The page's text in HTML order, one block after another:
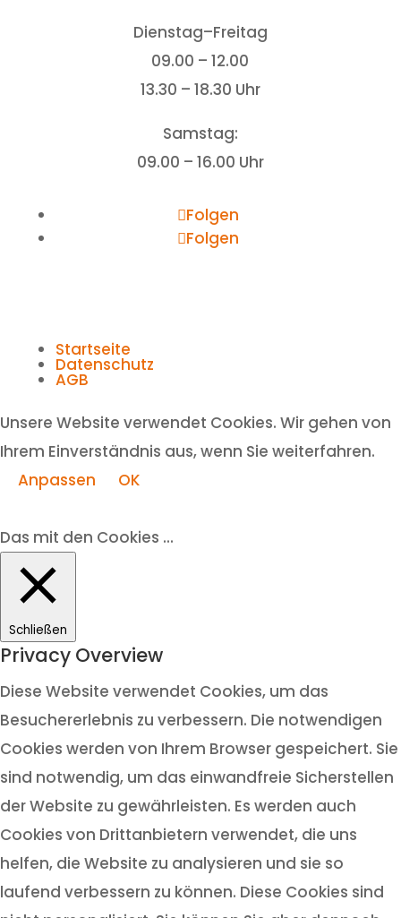
Dienstag–Freitag
09.00 – 12.00
13.30 – 18.30 Uhr
Samstag:
09.00 – 16.00 Uhr
Folgen
Folgen
Startseite
Datenschutz
AGB
Unsere Website verwendet Cookies. Wir gehen von
Ihrem Einverständnis aus, wenn Sie weiterfahren.
Anpassen
OK
Das mit den Cookies ...
Schließen
Privacy Overview
Diese Website verwendet Cookies, um das
Besuchererlebnis zu verbessern. Die notwendigen
Cookies werden von Ihrem Browser gespeichert. Sie
sind notwendig, um das einwandfreie Sicherstellen
der Website zu gewährleisten. Es werden auch
Cookies von Drittanbietern verwendet, die uns
helfen, die Website zu analysieren und sie so
laufend verbessern zu können. Diese Cookies sind